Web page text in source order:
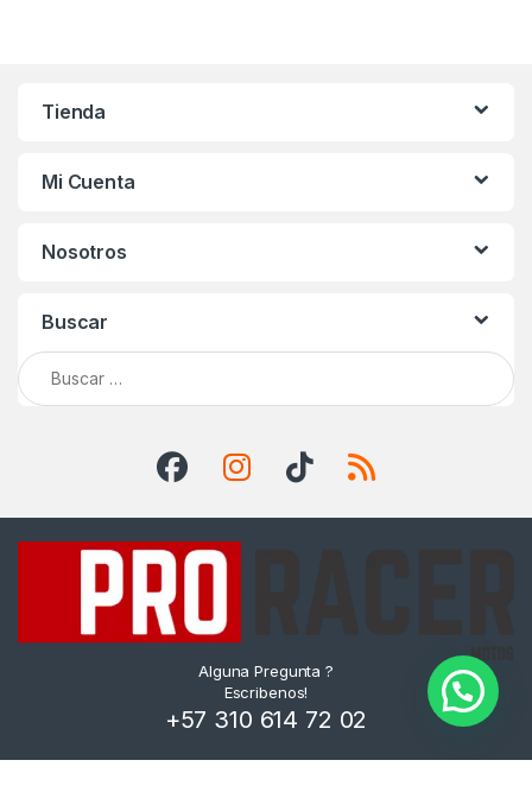
Tienda
Mi Cuenta
Nosotros
Buscar
Buscar:
Alguna Pregunta ?
Escribenos!
+57 310 614 72 02